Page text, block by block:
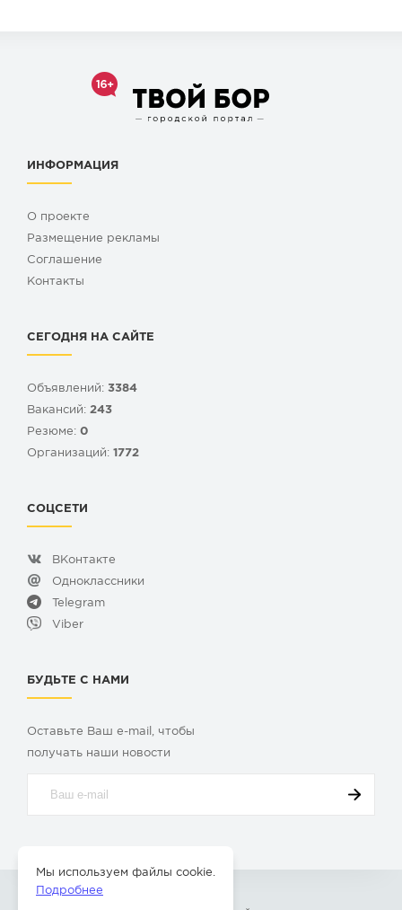
ИНФОРМАЦИЯ
О проекте
Размещение рекламы
Cоглашение
Контакты
СЕГОДНЯ НА САЙТЕ
Объявлений: 3384
Вакансий: 243
Резюме: 0
Организаций: 1772
СОЦСЕТИ
ВКонтакте
Одноклассники
Telegram
Viber
БУДЬТЕ С НАМИ
Оставьте Ваш e-mail, чтобы
получать наши новости
Мы используем файлы cookie.
Подробнее